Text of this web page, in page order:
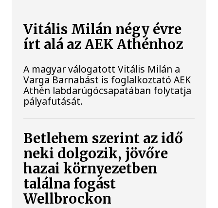
Vitális Milán négy évre
írt alá az AEK Athénhoz
A magyar válogatott Vitális Milán a
Varga Barnabást is foglalkoztató AEK
Athén labdarúgócsapatában folytatja
pályafutását.
Betlehem szerint az idő
neki dolgozik, jövőre
hazai környezetben
találna fogást
Wellbrockon